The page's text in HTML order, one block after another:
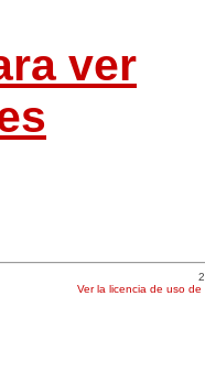
ver
Ver la licencia de uso